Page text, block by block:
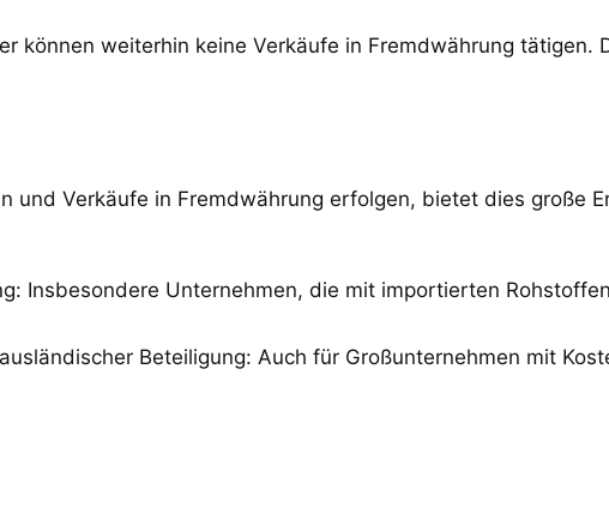
können weiterhin keine Verkäufe in Fremdwährung
und Verkäufe in Fremdwährung erfolgen, bietet dies große
Insbesondere Unternehmen, die mit importierten
Beteiligung: Auch für Großunternehmen mit